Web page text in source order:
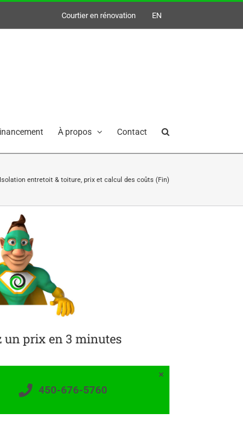
Courtier en rénovation EN
À propos Contact
Isolation entretoit & toiture, prix et calcul des coûts (Fin)
un prix en 3 minutes
×
450-676-5760